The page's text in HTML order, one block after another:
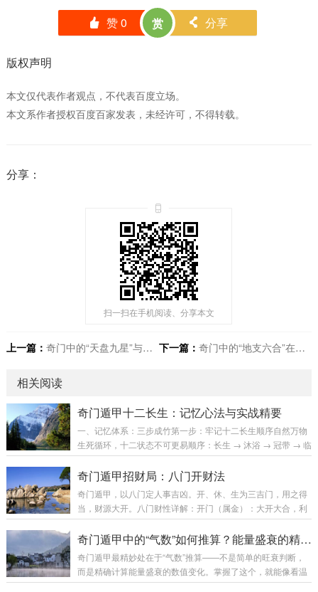
󰄼 赞0 赏 󰄯 分享
版权声明
本文仅代表作者观点，不代表百度立场。
本文系作者授权百度百家发表，未经许可，不得转载。
分享：
扫一扫在手机阅读、分享本文
上一篇： 奇门中的“天盘九星”与个人性格的对应关系？星性如人性 下一篇： 奇门中的“地支六合”在合婚中的应用？生肖合婚的深层原理
相关阅读
奇门遁甲十二长生：记忆心法与实战精要
一、记忆体系：三步成竹第一步：牢记十二长生顺序自然万物
生死循环，十二状态不可更易顺序：长生 → 沐浴 → 冠带 → 临
官 → 帝旺 → 衰 → 病 → 死 → 墓 → 绝 → 胎 → 养记忆口诀：
长生沐浴冠带官，帝旺之后衰病连死墓绝胎养循环，周而复始
礼）→ 冠带（加冠）→ 临官（任职）→ 帝旺（巅峰）衰退阶
段：衰（下滑）→ 病（疾患）→ 死（终结）→ 墓（埋葬）→
第...
奇门遁甲招财局：八门开财法
奇门遁甲，以八门定人事吉凶。开、休、生为三吉门，用之得
当，财源大开。八门财性详解：开门（属金）：大开大合，利
创业、开业、新项目。在乾宫（西北）能量最强。休门（属
水）：细水长流，利稳定收入、储蓄、租赁。在坎宫（北）最
（东北）最旺。伤门（属木）：主动破财，但用于讨债、竞争
则吉。在震宫（东）。杜门（属木）：闭塞不通，宜技术研
奇门遁甲中的“气数”如何推算？能量盛衰的精确计算
奇门遁甲最精妙处在于“气数”推算——不是简单的旺衰判断，
而是精确计算能量盛衰的数值变化。掌握了这个，就能像看温
度计一样看清事物发展的能量刻度。气数计算的核心原理气数